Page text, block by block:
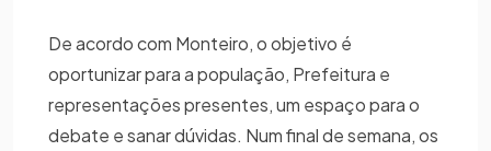
De acordo com Monteiro, o objetivo é
oportunizar para a população, Prefeitura e
representações presentes, um espaço para o
debate e sanar dúvidas. Num final de semana, os